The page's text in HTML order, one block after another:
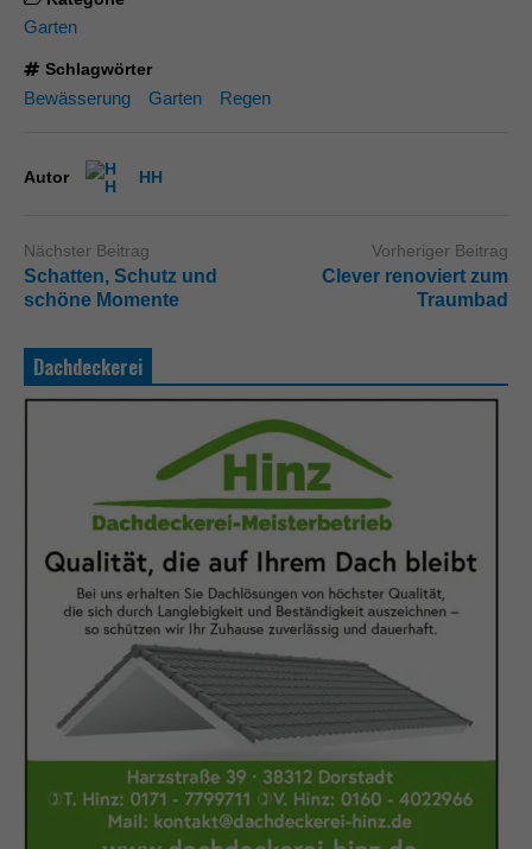
Garten
Schlagwörter
Bewässerung Garten Regen
Autor HH
Nächster Beitrag
Schatten, Schutz und
schöne Momente
Vorheriger Beitrag
Clever renoviert zum
Traumbad
Dachdeckerei